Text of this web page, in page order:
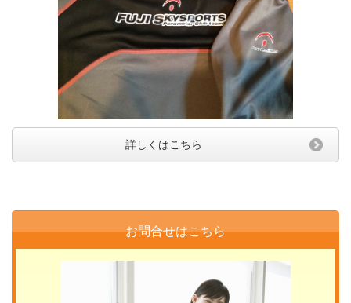
詳しくはこちら
お問合せはこちら